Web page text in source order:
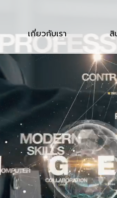
เกี่ยวกับเรา สิ